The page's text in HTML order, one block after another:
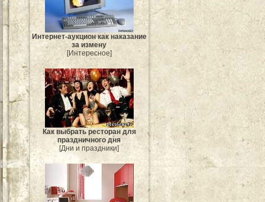
Интернет-аукцион как наказание
за измену
[Интересное]
Как выбрать ресторан для
праздничного дня
[Дни и праздники]